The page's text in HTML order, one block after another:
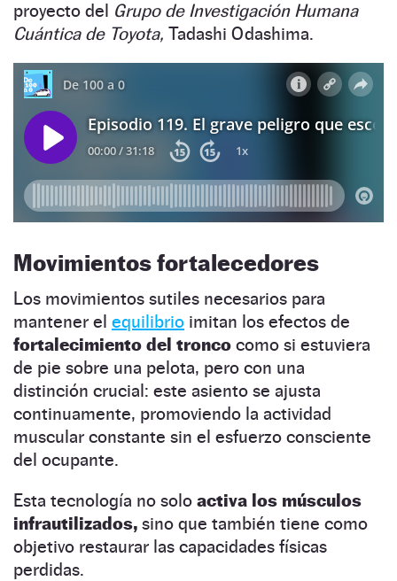
proyecto del Grupo de Investigación Humana
Cuántica de Toyota, Tadashi Odashima.
Movimientos fortalecedores
Los movimientos sutiles necesarios para
mantener el equilibrio imitan los efectos de
fortalecimiento del tronco como si estuviera
de pie sobre una pelota, pero con una
distinción crucial: este asiento se ajusta
continuamente, promoviendo la actividad
muscular constante sin el esfuerzo consciente
del ocupante.
Esta tecnología no solo activa los músculos
infrautilizados, sino que también tiene como
objetivo restaurar las capacidades físicas
perdidas.